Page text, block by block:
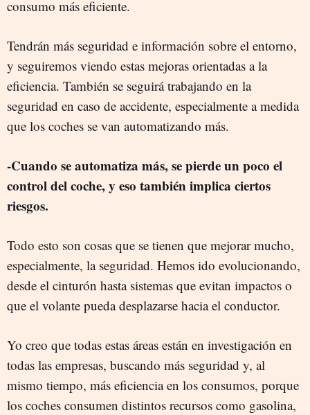
consumo más eficiente.
Tendrán más seguridad e información sobre el entorno,
y seguiremos viendo estas mejoras orientadas a la
eficiencia. También se seguirá trabajando en la
seguridad en caso de accidente, especialmente a medida
que los coches se van automatizando más.
-Cuando se automatiza más, se pierde un poco el
control del coche, y eso también implica ciertos
riesgos.
Todo esto son cosas que se tienen que mejorar mucho,
especialmente, la seguridad. Hemos ido evolucionando,
desde el cinturón hasta sistemas que evitan impactos o
que el volante pueda desplazarse hacia el conductor.
Yo creo que todas estas áreas están en investigación en
todas las empresas, buscando más seguridad y, al
mismo tiempo, más eficiencia en los consumos, porque
los coches consumen distintos recursos como gasolina,